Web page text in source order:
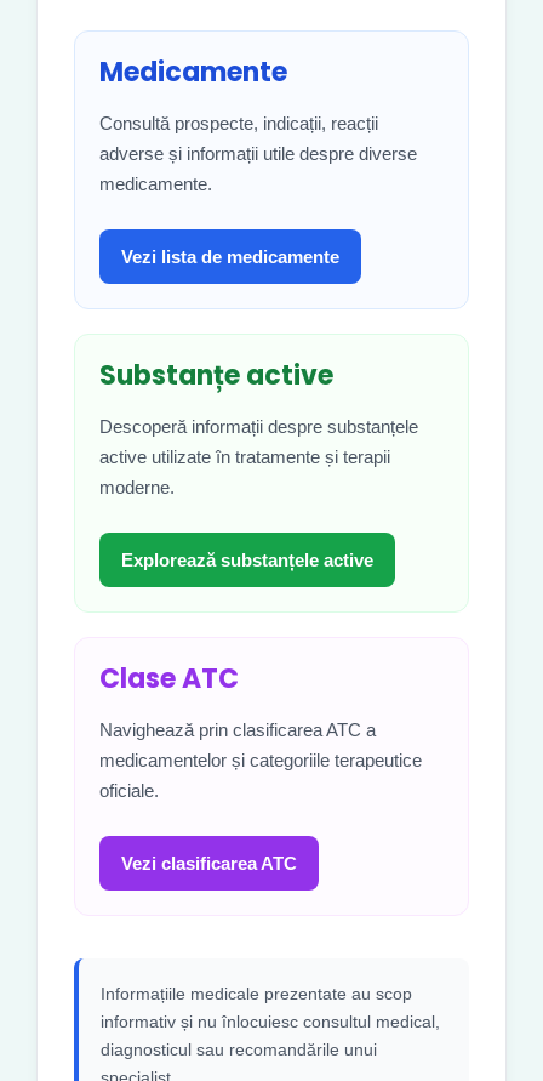
Medicamente
Consultă prospecte, indicații, reacții
adverse și informații utile despre diverse
medicamente.
Vezi lista de medicamente
Substanțe active
Descoperă informații despre substanțele
active utilizate în tratamente și terapii
moderne.
Explorează substanțele active
Clase ATC
Navighează prin clasificarea ATC a
medicamentelor și categoriile terapeutice
oficiale.
Vezi clasificarea ATC
Informațiile medicale prezentate au scop
informativ și nu înlocuiesc consultul medical,
diagnosticul sau recomandările unui